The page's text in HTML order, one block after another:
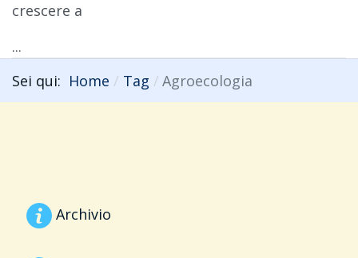
crescere a
...
Sei qui: Home Tag Agroecologia
Archivio